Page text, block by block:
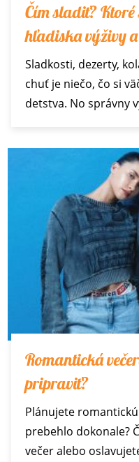
Čím sladiť?
hľadiska výživy
Sladkosti, dezerty,
chuť je niečo, čo si
detstva. No správny
Romantická
pripraviť?
Plánujete
prebehlo dokonale?
večer alebo